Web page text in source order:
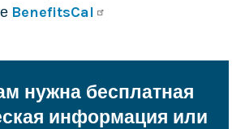
BenefitsCal
нужна бесплатная
информация или